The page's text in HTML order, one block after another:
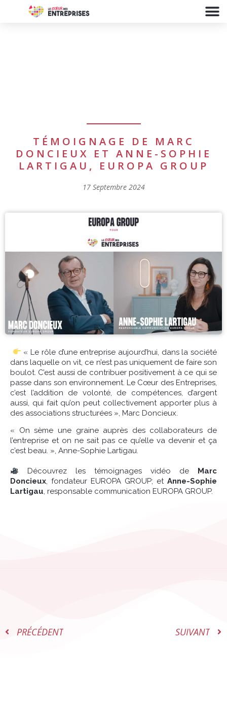
TÉMOIGNAGE DE MARC
DONCIEUX ET ANNE-SOPHIE
LARTIGAU, EUROPA GROUP
17 Septembre 2024
« Le rôle d’une entreprise aujourd’hui, dans la société
dans laquelle on vit, ce n’est pas uniquement de faire son
boulot. C’est aussi de contribuer positivement à ce qui se
passe dans son environnement. Le Cœur des Entreprises,
c’est l’addition de volonté, de compétences, d’argent
aussi, qui fait qu’on peut collectivement apporter plus à
des associations structurées », Marc Doncieux.
« On sème une graine auprès des collaborateurs de
l’entreprise et on ne sait pas ce qu’elle va devenir et ça
c’est beau. », Anne-Sophie Lartigau.
Découvrez les témoignages vidéo de Marc
Doncieux, fondateur EUROPA GROUP; et Anne-Sophie
Lartigau, responsable communication EUROPA GROUP.
PRÉCÉDENT SUIVANT